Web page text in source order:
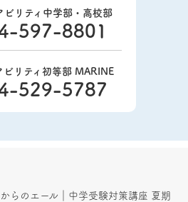
ビリティ中学部・高校部
597-8801
ビリティ初等部 MARINE
529-5787
らのエール｜中学受験対策講座 夏期